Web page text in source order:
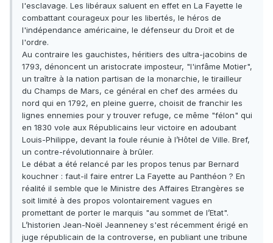
l'esclavage. Les libéraux saluent en effet en La Fayette le
combattant courageux pour les libertés, le héros de
l'indépendance américaine, le défenseur du Droit et de
l'ordre.
Au contraire les gauchistes, héritiers des ultra-jacobins de
1793, dénoncent un aristocrate imposteur, "l'infâme Motier",
un traître à la nation partisan de la monarchie, le tirailleur
du Champs de Mars, ce général en chef des armées du
nord qui en 1792, en pleine guerre, choisit de franchir les
lignes ennemies pour y trouver refuge, ce même "félon" qui
en 1830 vole aux Républicains leur victoire en adoubant
Louis-Philippe, devant la foule réunie à l’Hôtel de Ville. Bref,
un contre-révolutionnaire à brûler.
Le débat a été relancé par les propos tenus par Bernard
kouchner : faut-il faire entrer La Fayette au Panthéon ? En
réalité il semble que le Ministre des Affaires Etrangères se
soit limité à des propos volontairement vagues en
promettant de porter le marquis "au sommet de l’Etat".
L’historien Jean-Noël Jeanneney s'est récemment érigé en
juge républicain de la controverse, en publiant une tribune